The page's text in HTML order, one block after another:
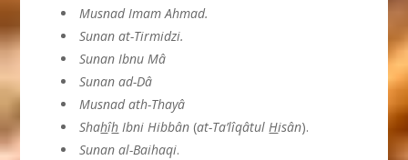
MusnadImam Ahmad.
Sunan at-Tirmidzi.
Sunan Ibnu Mâ
Sunan ad-Dâ
Musnad ath-Thayâ
Shahîh Ibni Hibbân (at-Ta’lîqâtulHisân).
Sunan al-Baihaqi.